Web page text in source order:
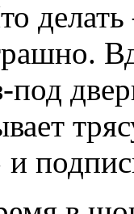
под